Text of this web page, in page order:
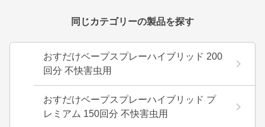
同じカテゴリーの製品を探す
おすだけベープスプレーハイブリッド 200
回分 不快害虫用
おすだけベープスプレーハイブリッド プ
レミアム 150回分 不快害虫用